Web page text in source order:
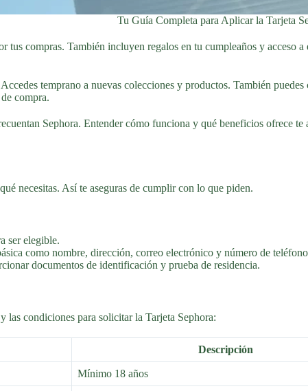
Tu Guía Completa para Aplicar la Tarjeta
tus compras. También incluyen regalos en tu cumpleaños y acceso
temprano a nuevas colecciones y productos. También
compra.
Sephora. Entender cómo funciona y qué beneficios ofrece
necesitas. Así te aseguras de cumplir con lo que piden.
ser elegible.
como nombre, dirección, correo electrónico y número de
documentos de identificación y prueba de residencia.
las condiciones para solicitar la Tarjeta Sephora:
Descripción
Mínimo 18 años